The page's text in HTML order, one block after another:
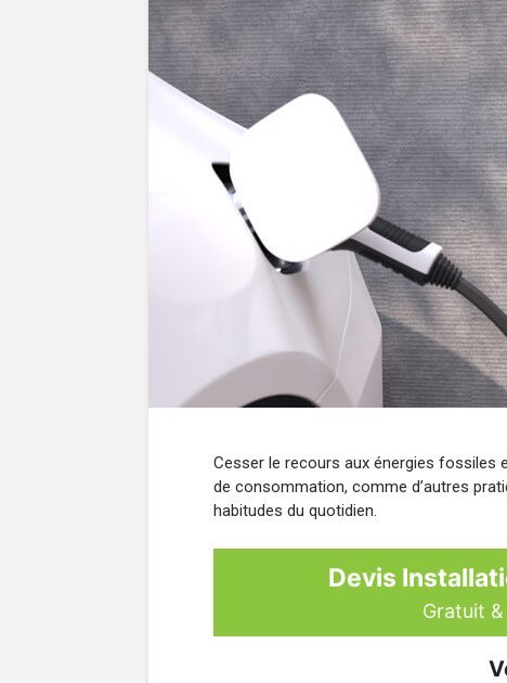
Cesser le recours aux énergies
de consommation, comme d’autres
habitudes du quotidien.